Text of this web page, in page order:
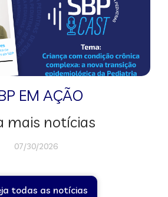
EM AÇÃO
mais notícias
07/30/2026
todas as notícias